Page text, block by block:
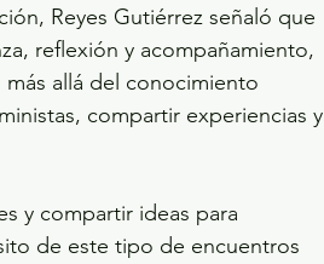
Reyes Gutiérrez señaló que
reflexión y acompañamiento,
allá del conocimiento
compartir experiencias y
y compartir ideas para
de este tipo de encuentros